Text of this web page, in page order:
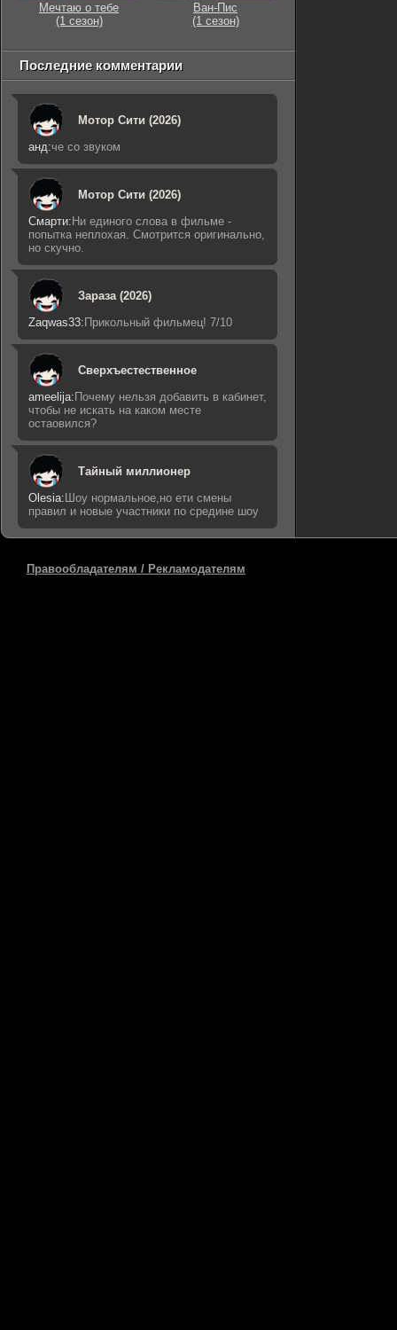
Мечтаю о тебе
(1 сезон)
Ван-Пис
(1 сезон)
Последние комментарии
Мотор Сити (2026)
анд:че со звуком
Мотор Сити (2026)
Смарти: Ни единого слова в фильме -
попытка неплохая. Смотрится оригинально,
но скучно.
Зараза (2026)
Zaqwas33: Прикольный фильмец! 7/10
Сверхъестественное
ameelija: Почему нельзя добавить в кабинет,
чтобы не искать на каком месте
остаовился?
Тайный миллионер
Olesia: Шоу нормальное,но ети смены
правил и новые участники по средине шоу
Правообладателям / Рекламодателям